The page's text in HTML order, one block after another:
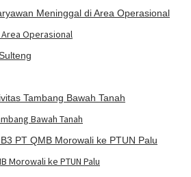
Area Operasional
Bawah Tanah
Morowali ke PTUN Palu